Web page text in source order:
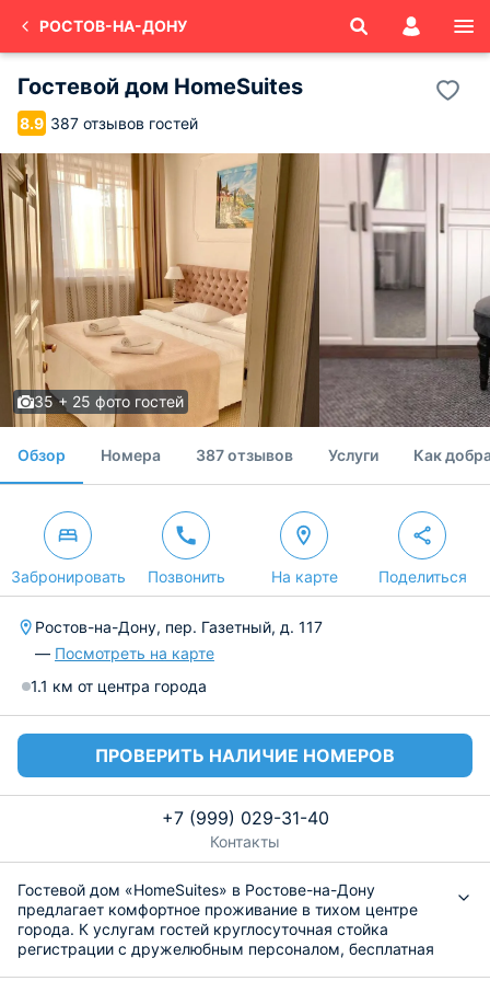
РОСТОВ-НА-ДОНУ
Гостевой дом HomeSuites
8.9 387 отзывов гостей
35 + 25 фото гостей
Обзор Номера 387 отзывов Услуги Как
Забронировать Позвонить На карте Поделиться
Ростов-на-Дону, пер. Газетный, д. 117
— Посмотреть на карте
1.1 км от центра города
ПРОВЕРИТЬ НАЛИЧИЕ НОМЕРОВ
+7 (999) 029-31-40
Контакты
Гостевой дом «HomeSuites» в Ростове-на-Дону
предлагает комфортное проживание в тихом центре
города. К услугам гостей круглосуточная стойка
регистрации с дружелюбным персоналом, бесплатная